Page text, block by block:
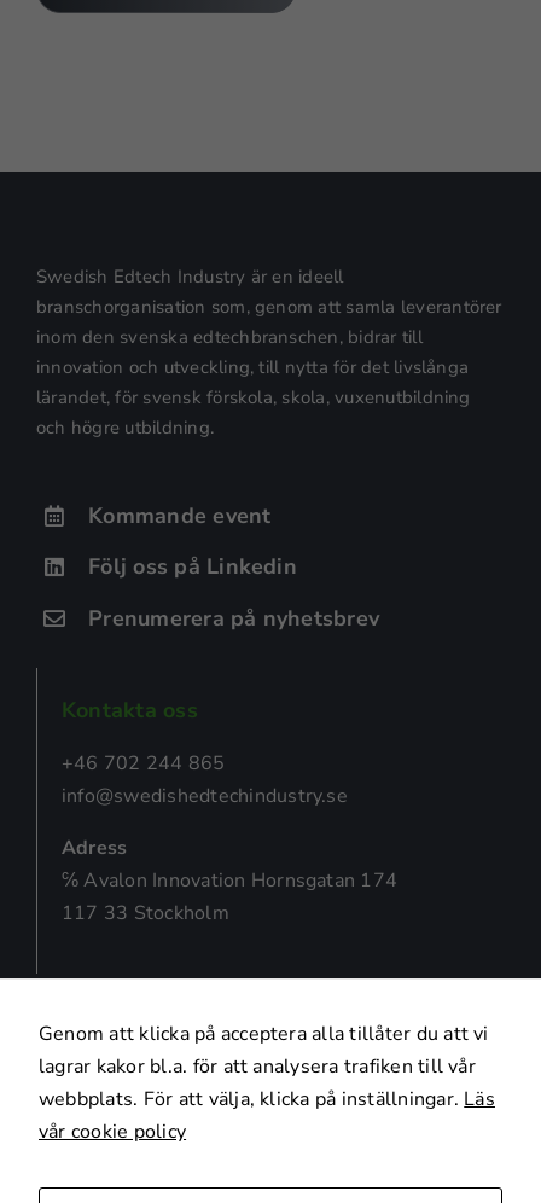
Swedish Edtech Industry är en ideell
branschorganisation som, genom att samla leverantörer
inom den svenska edtechbranschen, bidrar till
innovation och utveckling, till nytta för det livslånga
lärandet, för svensk förskola, skola, vuxenutbildning
och högre utbildning.
Kommande event
Följ oss på Linkedin
Prenumerera på nyhetsbrev
Kontakta oss
+46 702 244 865
info@swedishedtechindustry.se
Adress
℅ Avalon Innovation Hornsgatan 174
117 33 Stockholm
Genom att klicka på acceptera alla tillåter du att vi
lagrar kakor bl.a. för att analysera trafiken till vår
webbplats. För att välja, klicka på inställningar. Läs
vår cookie policy